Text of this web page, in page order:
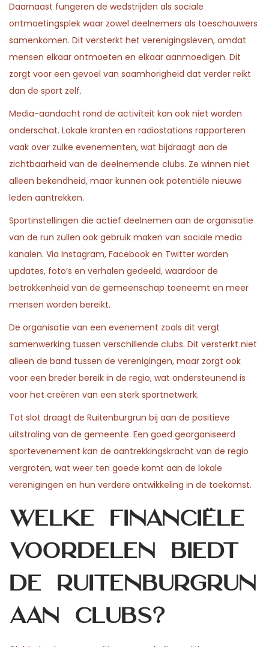
Daarnaast fungeren de wedstrijden als sociale
ontmoetingsplek waar zowel deelnemers als toeschouwers
samenkomen. Dit versterkt het verenigingsleven, omdat
mensen elkaar ontmoeten en elkaar aanmoedigen. Dit
zorgt voor een gevoel van saamhorigheid dat verder reikt
dan de sport zelf.
Media-aandacht rond de activiteit kan ook niet worden
onderschat. Lokale kranten en radiostations rapporteren
vaak over zulke evenementen, wat bijdraagt aan de
zichtbaarheid van de deelnemende clubs. Ze winnen niet
alleen bekendheid, maar kunnen ook potentiële nieuwe
leden aantrekken.
Sportinstellingen die actief deelnemen aan de organisatie
van de run zullen ook gebruik maken van sociale media
kanalen. Via Instagram, Facebook en Twitter worden
updates, foto’s en verhalen gedeeld, waardoor de
betrokkenheid van de gemeenschap toeneemt en meer
mensen worden bereikt.
De organisatie van een evenement zoals dit vergt
samenwerking tussen verschillende clubs. Dit versterkt niet
alleen de band tussen de verenigingen, maar zorgt ook
voor een breder bereik in de regio, wat ondersteunend is
voor het creëren van een sterk sportnetwerk.
Tot slot draagt de Ruitenburgrun bij aan de positieve
uitstraling van de gemeente. Een goed georganiseerd
sportevenement kan de aantrekkingskracht van de regio
vergroten, wat weer ten goede komt aan de lokale
verenigingen en hun verdere ontwikkeling in de toekomst.
Welke financiële
voordelen biedt
de Ruitenburgrun
aan clubs?